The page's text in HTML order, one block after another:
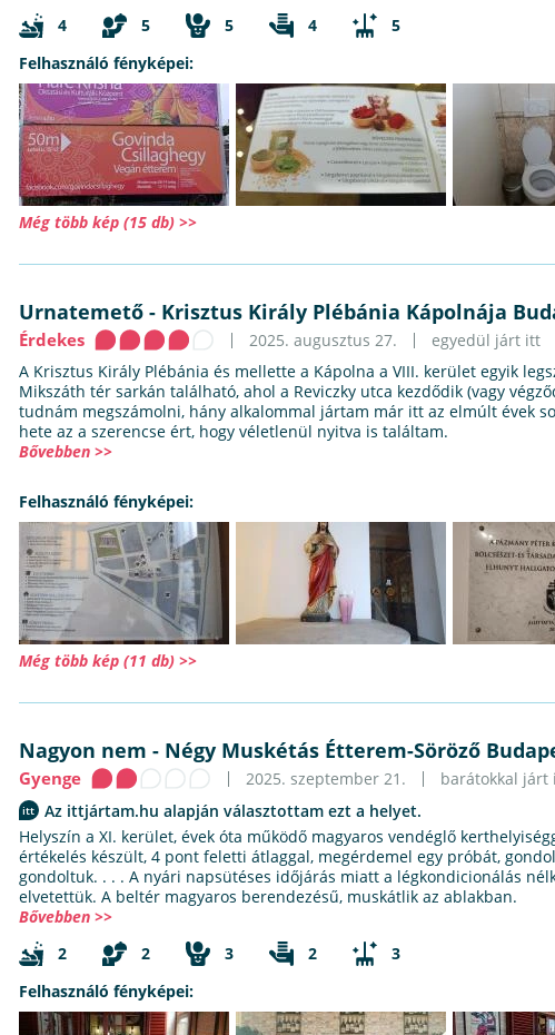
4
5 5 4
5
Felhasználó fényképei:
Még több kép (15 db) >>
Urnatemető - Krisztus Király Plébánia Kápolnája
Érdekes 2025. augusztus 27.
egyedül járt itt
A Krisztus Király Plébánia és mellette a Kápolna a VIII. kerület egyik
Mikszáth tér sarkán található, ahol a Reviczky utca kezdődik (vagy
tudnám megszámolni, hány alkalommal jártam már itt az elmúlt évek
hete az a szerencse ért, hogy véletlenül nyitva is találtam.
Bővebben >>
Felhasználó fényképei:
Még több kép (11 db) >>
Nagyon nem - Négy Muskétás Étterem-Söröző
Gyenge 2025. szeptember 21.
barátokkal járt
Az ittjártam.hu alapján választottam ezt a helyet.
Helyszín a XI. kerület, évek óta működő magyaros vendéglő
értékelés készült, 4 pont feletti átlaggal, megérdemel egy próbát,
gondoltuk. . . . A nyári napsütéses időjárás miatt a légkondicionálás
elvetettük. A beltér magyaros berendezésű, muskátlik az ablakban.
Bővebben >>
2
2 3 2
3
Felhasználó fényképei: